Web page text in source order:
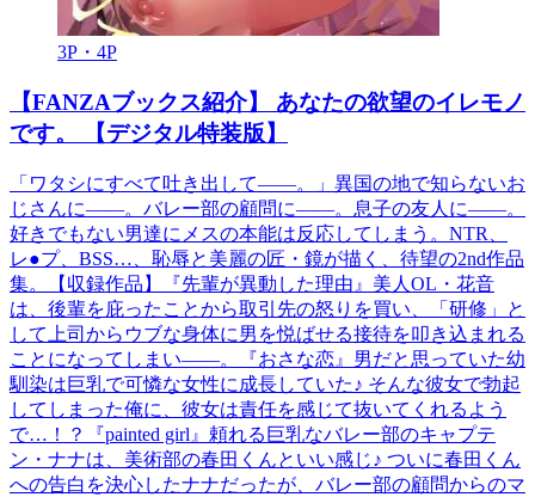
3P・4P
【FANZAブックス紹介】 あなたの欲望のイレモノ
です。 【デジタル特装版】
「ワタシにすべて吐き出して――。」異国の地で知らないお
じさんに――。バレー部の顧問に――。息子の友人に――。
好きでもない男達にメスの本能は反応してしまう。NTR、
レ●プ、BSS…、恥辱と美麗の匠・鏡が描く、待望の2nd作品
集。【収録作品】『先輩が異動した理由』美人OL・花音
は、後輩を庇ったことから取引先の怒りを買い、「研修」と
して上司からウブな身体に男を悦ばせる接待を叩き込まれる
ことになってしまい――。『おさな恋』男だと思っていた幼
馴染は巨乳で可憐な女性に成長していた♪ そんな彼女で勃起
してしまった俺に、彼女は責任を感じて抜いてくれるよう
で…！？『painted girl』頼れる巨乳なバレー部のキャプテ
ン・ナナは、美術部の春田くんといい感じ♪ ついに春田くん
への告白を決心したナナだったが、バレー部の顧問からのマ